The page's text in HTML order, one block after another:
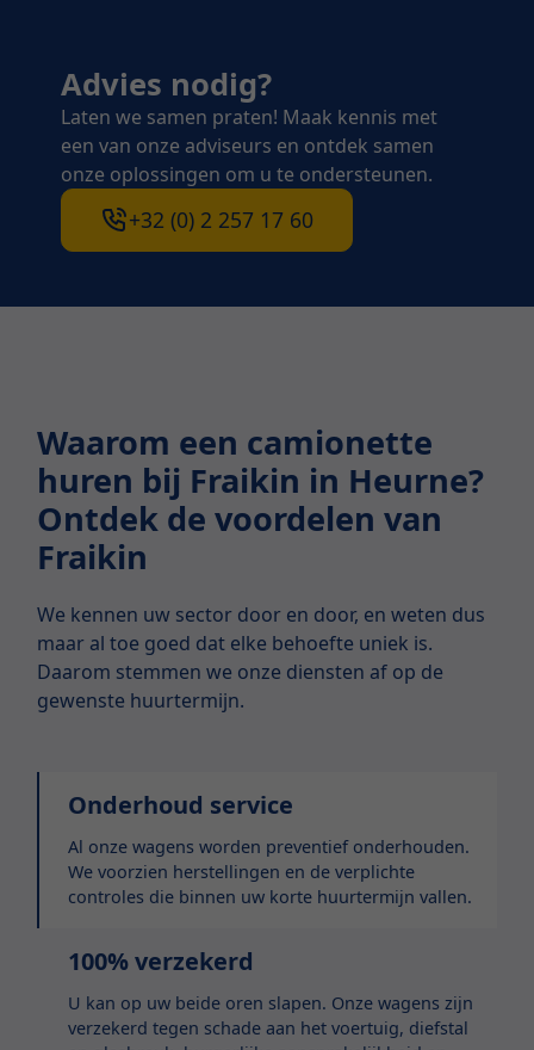
Advies nodig?
Laten we samen praten! Maak kennis met
een van onze adviseurs en ontdek samen
onze oplossingen om u te ondersteunen.
+32 (0) 2 257 17 60
Waarom een camionette
huren bij Fraikin in Heurne?
Ontdek de voordelen van
Fraikin
We kennen uw sector door en door, en weten dus
maar al toe goed dat elke behoefte uniek is.
Daarom stemmen we onze diensten af op de
gewenste huurtermijn.
Onderhoud service
Al onze wagens worden preventief onderhouden.
We voorzien herstellingen en de verplichte
controles die binnen uw korte huurtermijn vallen.
100% verzekerd
U kan op uw beide oren slapen. Onze wagens zijn
verzekerd tegen schade aan het voertuig, diefstal